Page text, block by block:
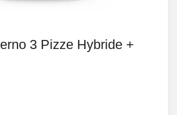
3 Pizze Hybride +